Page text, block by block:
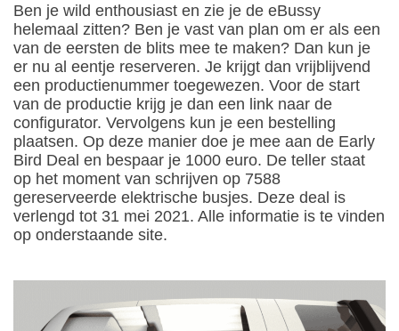
Ben je wild enthousiast en zie je de eBussy
helemaal zitten? Ben je vast van plan om er als een
van de eersten de blits mee te maken? Dan kun je
er nu al eentje reserveren. Je krijgt dan vrijblijvend
een productienummer toegewezen. Voor de start
van de productie krijg je dan een link naar de
configurator. Vervolgens kun je een bestelling
plaatsen. Op deze manier doe je mee aan de Early
Bird Deal en bespaar je 1000 euro. De teller staat
op het moment van schrijven op 7588
gereserveerde elektrische busjes. Deze deal is
verlengd tot 31 mei 2021. Alle informatie is te vinden
op onderstaande site.